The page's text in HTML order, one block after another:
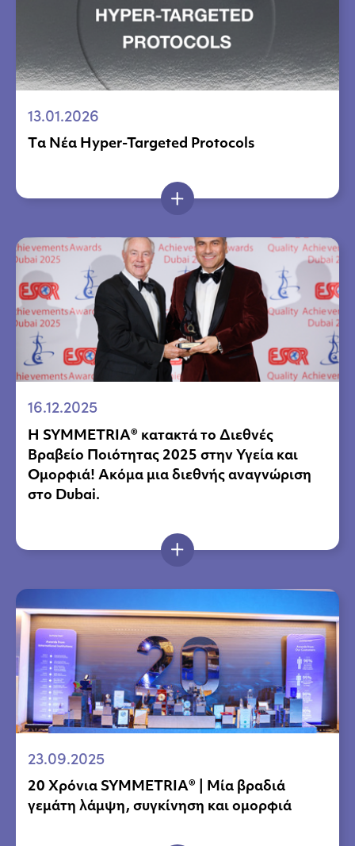
13.01.2026
Tα Νέα Hyper-Targeted Protocols
16.12.2025
H SYMMETRIA® κατακτά το Διεθνές
Βραβείο Ποιότητας 2025 στην Υγεία και
Ομορφιά! Ακόμα μια διεθνής αναγνώριση
στο Dubai.
23.09.2025
20 Χρόνια SYMMETRIA® | Μία βραδιά
γεμάτη λάμψη, συγκίνηση και ομορφιά